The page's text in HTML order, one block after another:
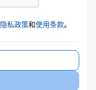
隐私政策和使用条款。